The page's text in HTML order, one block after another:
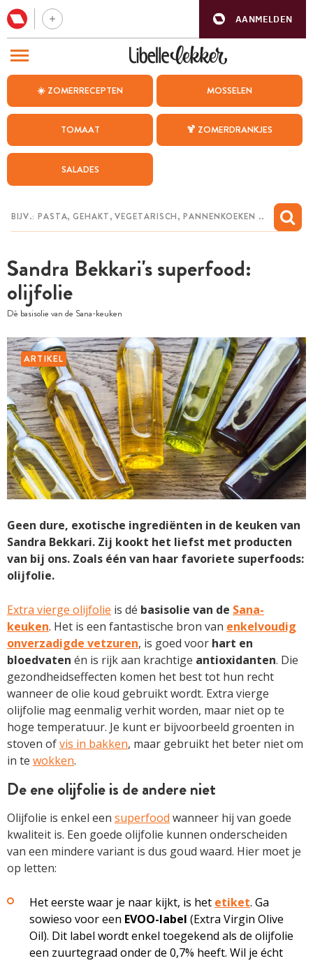
AANMELDEN
☀️ ZOMERRECEPTEN MOSSELEN
TOMAAT 🍹 ZOMERDRANKJES
SALADES
Sandra Bekkari's superfood:
olijfolie
Dé basisolie van de Sana-keuken
ARTIKEL
Geen dure, exotische ingrediënten in de keuken van
Sandra Bekkari. Zij kookt het liefst met producten
van bij ons. Zoals één van haar favoriete superfoods:
olijfolie.
Extra vierge olijfolie is dé basisolie van de Sana-
keuken. Het is een fantastische bron van enkelvoudig
onverzadigde vetzuren, is goed voor hart en
bloedvaten én is rijk aan krachtige antioxidanten. Die
gezondheidseffecten komen het best tot hun recht
wanneer de olie koud gebruikt wordt. Extra vierge
olijfolie mag eenmalig verhit worden, maar niet op te
hoge temperatuur. Je kunt er bijvoorbeeld groenten in
stoven ofvis in bakken, maar gebruikt het beter niet om
in te wokken.
De ene olijfolie is de andere niet
Olijfolie is enkel een superfood wanneer hij van goede
kwaliteit is. Een goede olijfolie kunnen onderscheiden
van een mindere variant is dus goud waard. Hier moet je
op letten:
Het eerste waar je naar kijkt, is het etiket. Ga
sowieso voor een EVOO-label (Extra Virgin Olive
Oil). Dit label wordt enkel toegekend als de olijfolie
een zuurtegraad onder de 0,7% heeft. Wil je écht
BEZOEK ONZE ANDERE WEBSITES
WEEKMENU
CHAT MET MAIA
MIJN BEWAARDE RECEPTEN